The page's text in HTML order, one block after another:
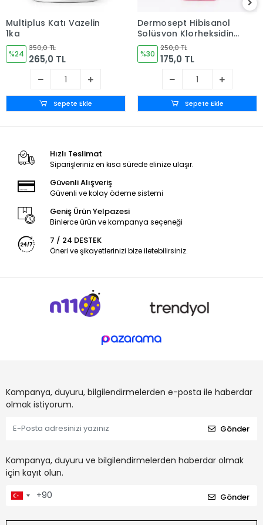
Multiplus Katı Vazelin
1kg
%24
350,0 TL
265,0 TL
Sepete Ekle
Dermosept Hibisanol
Solüsyon Klorheksidin
(CHLORHEXİDİNE %4) (
Alkol Bazlı (10%) 1 LT
%30
250,0 TL
175,0 TL
Sepete Ekle
Hızlı Teslimat
Siparişleriniz en kısa sürede elinize ulaşır.
Güvenli Alışveriş
Güvenli ve kolay ödeme sistemi
Geniş Ürün Yelpazesi
Binlerce ürün ve kampanya seçeneği
7 / 24 DESTEK
Öneri ve şikayetlerinizi bize iletebilirsiniz.
Kampanya, duyuru, bilgilendirmelerden e-posta ile haberdar
olmak istiyorum.
Gönder
Kampanya, duyuru ve bilgilendirmelerden haberdar olmak
için kayıt olun.
Gönder